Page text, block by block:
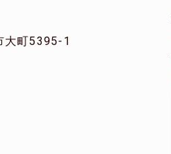
大町5395-1